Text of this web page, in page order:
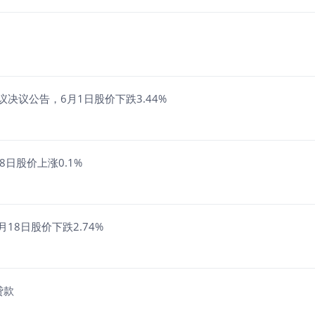
决议公告，6月1日股价下跌3.44%
日股价上涨0.1%
18日股价下跌2.74%
款